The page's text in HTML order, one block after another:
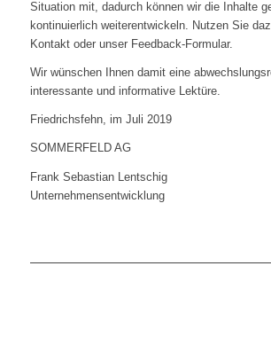
Situation mit, dadurch können wir die Inhalte
kontinuierlich weiterentwickeln. Nutzen Sie
Kontakt oder unser Feedback-Formular.
Wir wünschen Ihnen damit eine
interessante und informative Lektüre.
Friedrichsfehn, im Juli 2019
SOMMERFELD AG
Frank Sebastian Lentschig
Unternehmensentwicklung